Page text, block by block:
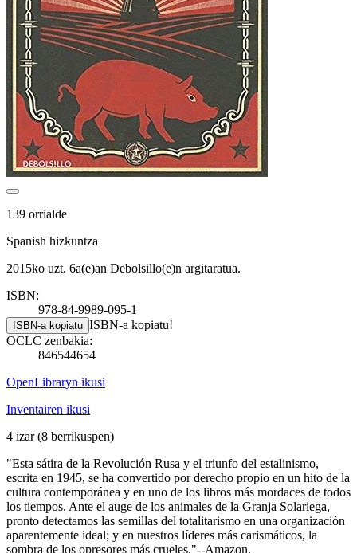
139 orrialde
Spanish hizkuntza
2015ko uzt. 6a(e)an Debolsillo(e)n argitaratua.
ISBN:
978-84-9989-095-1
ISBN-a kopiatu ISBN-a kopiatu!
OCLC zenbakia:
846544654
OpenLibraryn ikusi
Inventairen ikusi
4 izar(8 berrikuspen)
"Esta sátira de la Revolución Rusa y el triunfo del estalinismo,
escrita en 1945, se ha convertido por derecho propio en un hito de la
cultura contemporánea y en uno de los libros más mordaces de todos
los tiempos. Ante el auge de los animales de la Granja Solariega,
pronto detectamos las semillas del totalitarismo en una organización
aparentemente ideal; y en nuestros líderes más carismáticos, la
sombra de los opresores más crueles."--Amazon.